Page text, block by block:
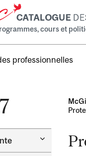
cours et
professionnelles
Toggle
Éducation